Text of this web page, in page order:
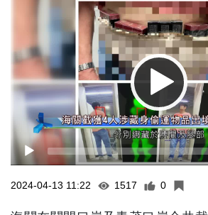
2024-04-13 11:22 1517 0